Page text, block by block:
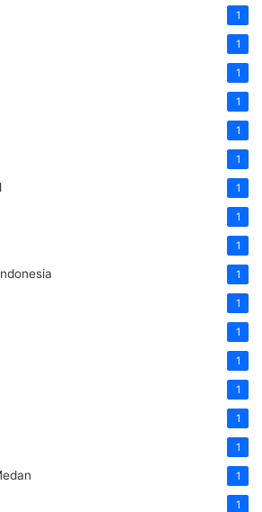
1
1
1
1
1
1
1
1
1
1
1
1
1
1
1
1
1
1